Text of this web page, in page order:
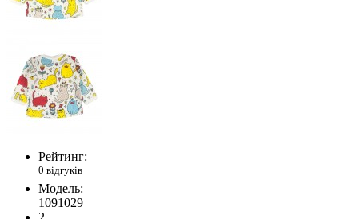
Рейтинг:
0 відгуків
Модель:
1091029